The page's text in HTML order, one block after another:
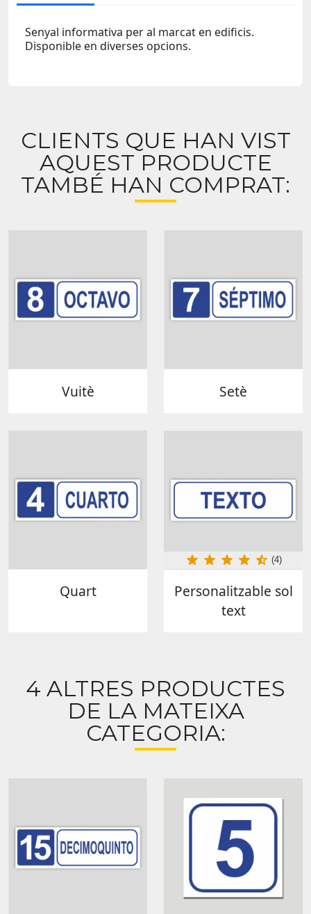
Senyal informativa per al marcat en edificis.
Disponible en diverses opcions.
CLIENTS QUE HAN VIST
AQUEST PRODUCTE
TAMBÉ HAN COMPRAT:
Vuitè Setè
Quart
Personalitzable sol
text
(4)
4 ALTRES PRODUCTES
DE LA MATEIXA
CATEGORIA: